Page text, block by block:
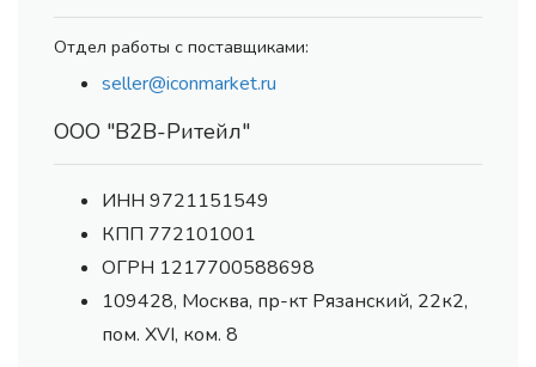
Отдел работы с поставщиками:
seller@iconmarket.ru
ООО "В2В-Ритейл"
ИНН 9721151549
КПП 772101001
ОГРН 1217700588698
109428, Москва, пр-кт Рязанский, 22к2,
пом. XVI, ком. 8